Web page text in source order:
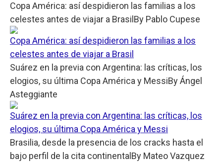
Copa América: así despidieron las familias a los
celestes antes de viajar a Brasil By Pablo Cupese
Copa América: así despidieron las familias a los
celestes antes de viajar a Brasil
Suárez en la previa con Argentina: las críticas, los
elogios, su última Copa América y MessiByÁngel
Asteggiante
Suárez en la previa con Argentina: las críticas, los
elogios, su última Copa América y Messi
Brasilia, desde la presencia de los cracks hasta el
bajo perfil de la cita continental By Mateo Vazquez